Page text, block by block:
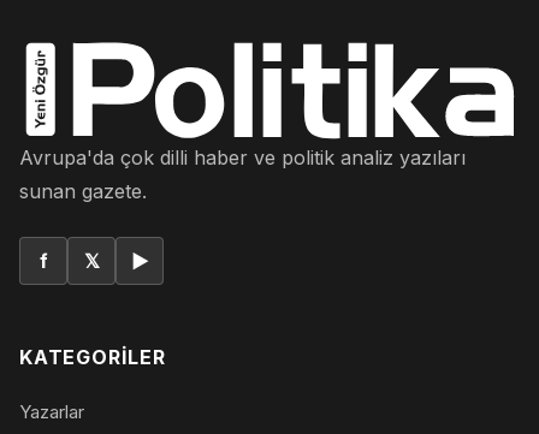
Avrupa'da çok dilli haber ve politik analiz yazıları
sunan gazete.
f 𝕏 ▶
KATEGORILER
Yazarlar